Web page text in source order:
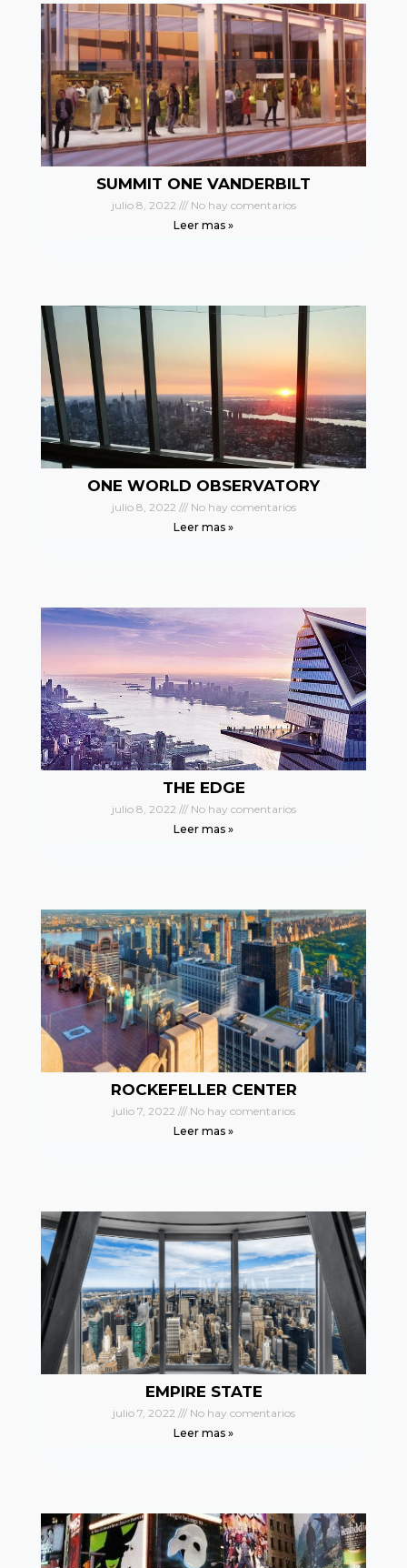
SUMMIT ONE VANDERBILT
julio 8, 2022
No hay comentarios
Leer mas »
ONE WORLD OBSERVATORY
julio 8, 2022
No hay comentarios
Leer mas »
THE EDGE
julio 8, 2022
No hay comentarios
Leer mas »
ROCKEFELLER CENTER
julio 7, 2022
No hay comentarios
Leer mas »
EMPIRE STATE
julio 7, 2022
No hay comentarios
Leer mas »